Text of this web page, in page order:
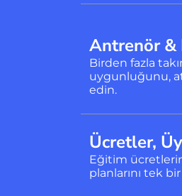
Antrenör &
Birden fazla
uygunluğunu,
edin.
Ücretler,
Eğitim
planlarını tek